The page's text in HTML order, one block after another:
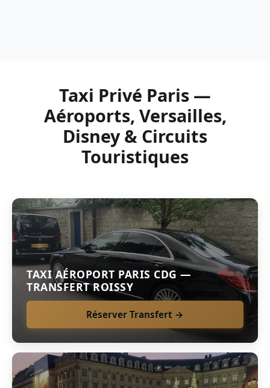
Taxi Privé Paris —
Aéroports, Versailles,
Disney & Circuits
Touristiques
TAXI AÉROPORT PARIS CDG —
TRANSFERT ROISSY
Réserver Transfert →